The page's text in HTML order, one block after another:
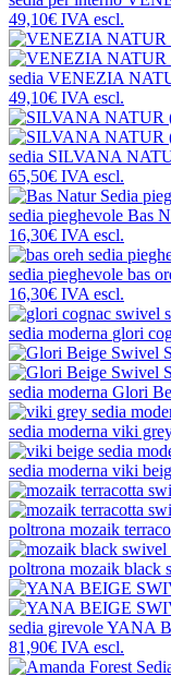
49,10€ IVA escl.
sedia VENEZIA
49,10€ IVA escl.
sedia SILVANA
65,50€ IVA escl.
sedia pieghevole Bas
16,30€ IVA escl.
sedia pieghevole bas
16,30€ IVA escl.
sedia moderna glori
sedia moderna Glori
sedia moderna viki
sedia moderna viki
poltrona mozaik
poltrona mozaik black
sedia girevoleYANA
81,90€ IVA escl.